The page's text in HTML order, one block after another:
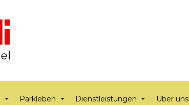
Parkleben Dienstleistungen Über uns